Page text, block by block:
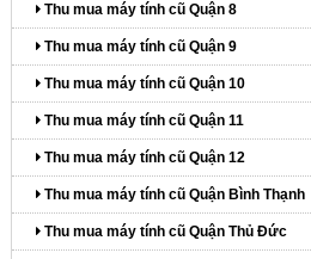
Thu mua máy tính cũ Quận 8
Thu mua máy tính cũ Quận 9
Thu mua máy tính cũ Quận 10
Thu mua máy tính cũ Quận 11
Thu mua máy tính cũ Quận 12
Thu mua máy tính cũ Quận Bình Thạnh
Thu mua máy tính cũ Quận Thủ Đức